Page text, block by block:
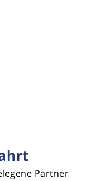
Partner